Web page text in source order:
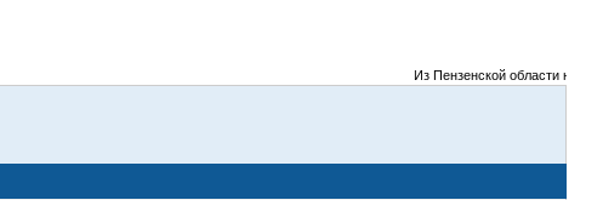
Из Пензенской области на